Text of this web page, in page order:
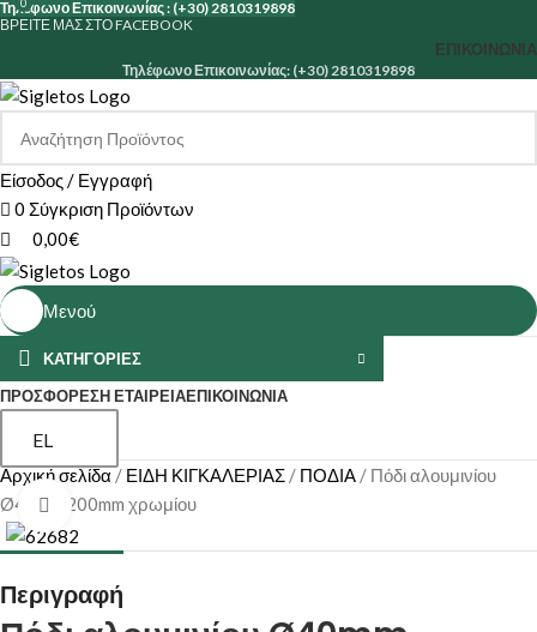
Τηλέφωνο Επικοινωνίας : (+30) 2810319898
ΒΡΕΙΤΕ ΜΑΣ ΣΤΟ FACEBOOK
ΕΠΙΚΟΙΝΩΝΊΑ
Τηλέφωνο Επικοινωνίας: (+30) 2810319898
Είσοδος / Εγγραφή
0 Σύγκριση Προϊόντων
0
0,00€
Μενού
ΚΑΤΗΓΟΡΙΕΣ
ΠΡΟΣΦΟΡΕΣΗ ΕΤΑΙΡΕΊΑΕΠΙΚΟΙΝΩΝΊΑ
EL
Αρχική σελίδα ΕΙΔΗ ΚΙΓΚΑΛΕΡΙΑΣ ΠΟΔΙΑ
Πόδι αλουμινίου
Ø40mm 200mm χρωμίου
Κάντε κλικ για μεγέθυνση
Περιγραφή